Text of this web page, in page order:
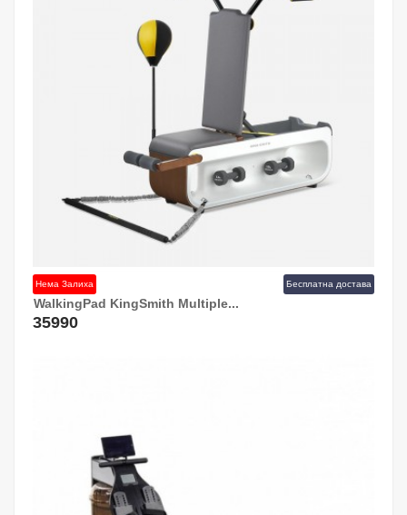
Нема Залиха Бесплатна достава
WalkingPad KingSmith Multiple...
35990